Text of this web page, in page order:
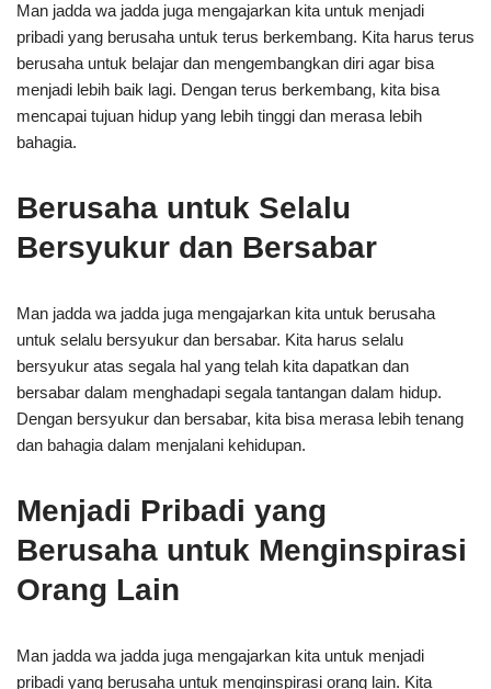
Man jadda wa jadda juga mengajarkan kita untuk menjadi
pribadi yang berusaha untuk terus berkembang. Kita harus terus
berusaha untuk belajar dan mengembangkan diri agar bisa
menjadi lebih baik lagi. Dengan terus berkembang, kita bisa
mencapai tujuan hidup yang lebih tinggi dan merasa lebih
bahagia.
Berusaha untuk Selalu
Bersyukur dan Bersabar
Man jadda wa jadda juga mengajarkan kita untuk berusaha
untuk selalu bersyukur dan bersabar. Kita harus selalu
bersyukur atas segala hal yang telah kita dapatkan dan
bersabar dalam menghadapi segala tantangan dalam hidup.
Dengan bersyukur dan bersabar, kita bisa merasa lebih tenang
dan bahagia dalam menjalani kehidupan.
Menjadi Pribadi yang
Berusaha untuk Menginspirasi
Orang Lain
Man jadda wa jadda juga mengajarkan kita untuk menjadi
pribadi yang berusaha untuk menginspirasi orang lain. Kita